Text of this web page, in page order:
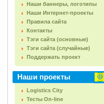
Наши баннеры, логотипы
Наши Интернет-проекты
Правила сайта
Контакты
Тэги сайта (основные)
Тэги сайта (случайные)
Поддержать проект
Наши проекты
Logistics City
Тесты On-line